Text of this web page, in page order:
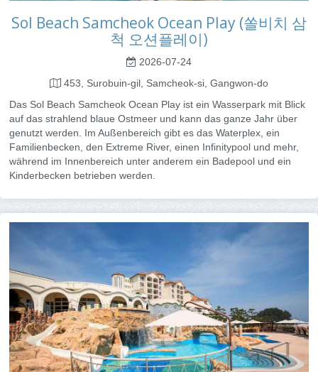
Sol Beach Samcheok Ocean Play (쏠비치 삼
척 오션플레이)
2026-07-24
453, Surobuin-gil, Samcheok-si, Gangwon-do
Das Sol Beach Samcheok Ocean Play ist ein Wasserpark mit Blick
auf das strahlend blaue Ostmeer und kann das ganze Jahr über
genutzt werden. Im Außenbereich gibt es das Waterplex, ein
Familienbecken, den Extreme River, einen Infinitypool und mehr,
während im Innenbereich unter anderem ein Badepool und ein
Kinderbecken betrieben werden.